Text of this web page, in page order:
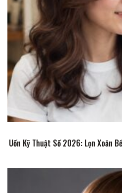
Uốn Kỹ Thuật Số 2026: Lọn Xoăn